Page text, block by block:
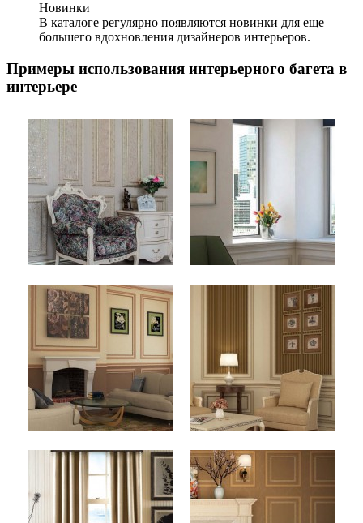
Новинки
В каталоге регулярно появляются новинки для еще
большего вдохновления дизайнеров интерьеров.
Примеры использования интерьерного багета в
интерьере